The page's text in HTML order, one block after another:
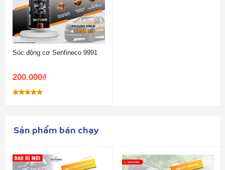
Súc động cơ Senfineco 9991
200.000₫
Sản phẩm bán chạy